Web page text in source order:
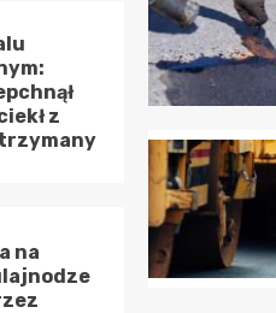
z
na
KONCERTY I FESTIWALE
Lato pełne atrakcji
wydarzenia dla
KONCERTY I FESTIWALE
Cohen w Oławie: